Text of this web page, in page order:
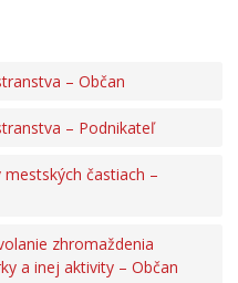
– Občan
– Podnikateľ
častiach –
zhromaždenia
a inej aktivity – Občan